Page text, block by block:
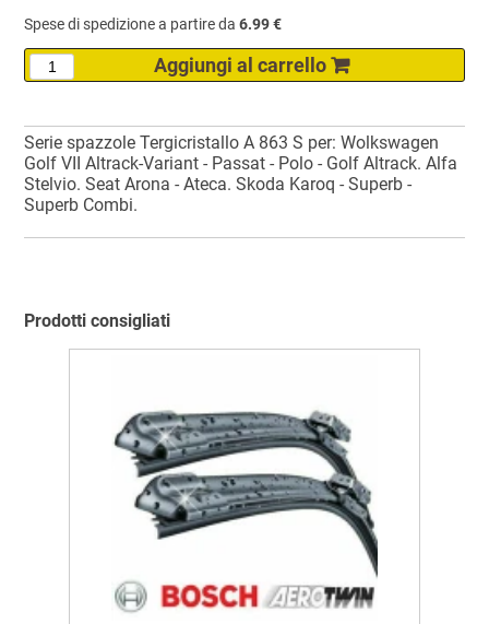
Spese di spedizione a partire da6.99 €
Serie spazzole Tergicristallo A 863 S per: Wolkswagen
Golf VII Altrack-Variant - Passat - Polo - Golf Altrack. Alfa
Stelvio. Seat Arona - Ateca. Skoda Karoq - Superb -
Superb Combi.
Prodotti consigliati